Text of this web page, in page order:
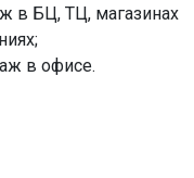
в БЦ, ТЦ, магазинах
в офисе.